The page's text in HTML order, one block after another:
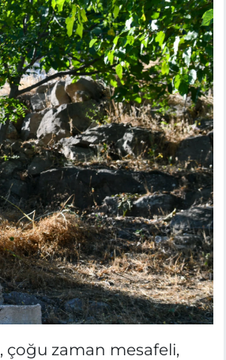
çoğu zaman mesafeli,